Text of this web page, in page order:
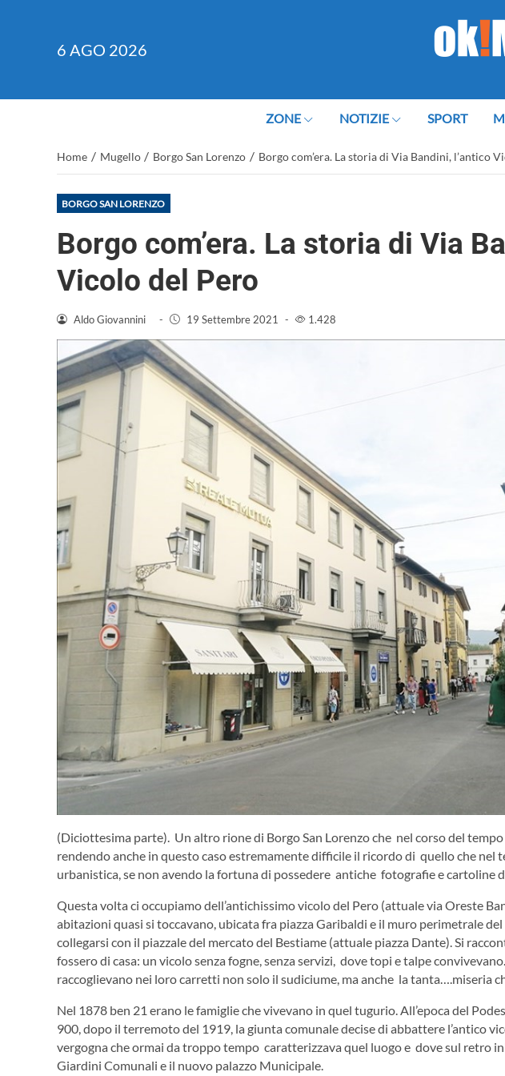
6 AGO 2026
ZONE NOTIZIE SPORT
Home / Mugello / Borgo San Lorenzo / Borgo com’era. La storia di Via Bandini, l’antico
BORGO SAN LORENZO
Borgo com’era. La storia di Via
Vicolo del Pero
Aldo Giovannini - 19 Settembre 2021 - 1.428
(Diciottesima parte). Un altro rione di Borgo San Lorenzo che nel corso del
rendendo anche in questo caso estremamente difficile il ricordo di quello che nel
urbanistica, se non avendo la fortuna di possedere antiche fotografie e cartoline
Questa volta ci occupiamo dell’antichissimo vicolo del Pero (attuale via Oreste
abitazioni quasi si toccavano, ubicata fra piazza Garibaldi e il muro perimetrale
collegarsi con il piazzale del mercato del Bestiame (attuale piazza Dante). Si
fossero di casa: un vicolo senza fogne, senza servizi, dove topi e talpe
raccoglievano nei loro carretti non solo il sudiciume, ma anche la tanta….miseria
Nel 1878 ben 21 erano le famiglie che vivevano in quel tugurio. All’epoca del
900, dopo il terremoto del 1919, la giunta comunale decise di abbattere l’antico
vergogna che ormai da troppo tempo caratterizzava quel luogo e dove sul retro
Giardini Comunali e il nuovo palazzo Municipale.